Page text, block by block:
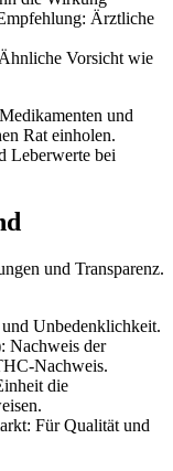
Ärztliche
Vorsicht wie
und
Rat einholen.
Leberwerte bei
und Transparenz.
Unbedenklichkeit.
Nachweis der
Nachweis.
die
Für Qualität und